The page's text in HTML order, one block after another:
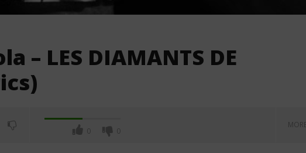
– LES DIAMANTS DE
0 0
MORE